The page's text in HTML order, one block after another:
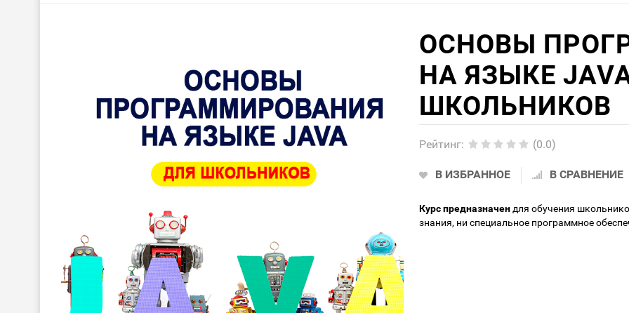
ОСНОВЫ
НА ЯЗЫКЕ
ШКОЛЬНИКОВ
Рейтинг: (0.0)
В ИЗБРАННОЕ В СРАВНЕНИЕ
Курс предназначендля обучения
знания, ни специальное программное